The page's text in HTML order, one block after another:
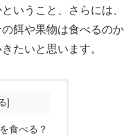
いうこと、さらには、
餌や果物は食べるのか
たいと思います。
食べる？